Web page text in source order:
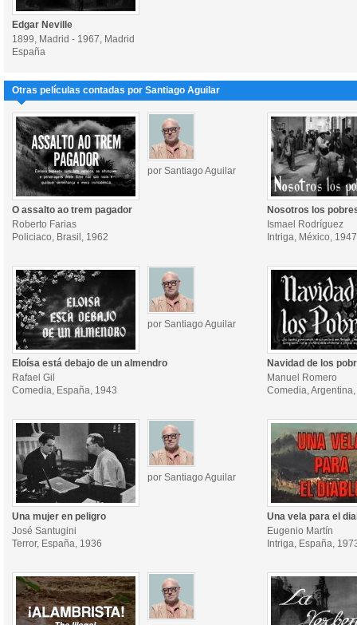
Edgar Neville
1899, Madrid - 1967, Madrid
España
Otras películas contadas por Santiago Aguilar
por Santiago Aguilar
O assalto ao trem pagador
Roberto Farias
Policiaco, Brasil, 1962
Nosotros los
Ismael Rodríguez
Intriga, México, 1947
por Santiago Aguilar
Eloísa está debajo de un almendro
Rafael Gil
Comedia, España, 1943
Navidad de los
Manuel Romero
Comedia,
por Santiago Aguilar
Una mujer en peligro
José Santugini
Terror, España, 1936
Una vela para el
Eugenio Martín
Intriga, España,